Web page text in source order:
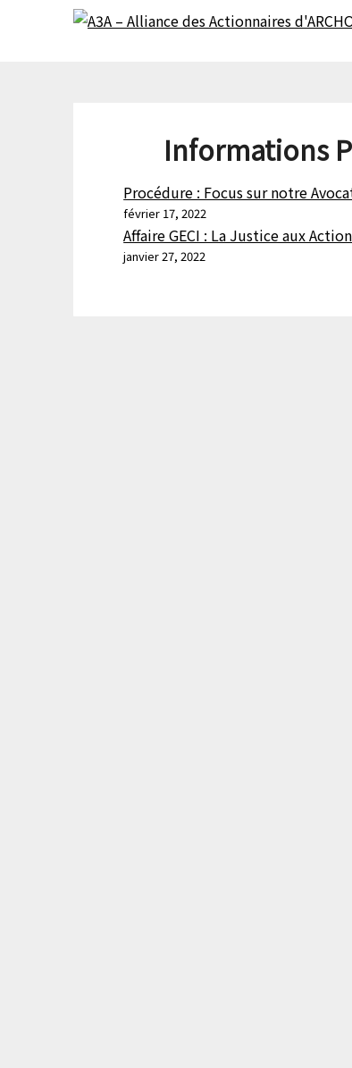
Informations
Procédure : Focus sur notre
février 17, 2022
Affaire GECI : La Justice aux
janvier 27, 2022